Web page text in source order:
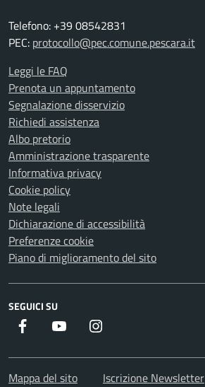
Telefono: +39 08542831
PEC: protocollo@pec.comune.pescara.it
Leggi le FAQ
Prenota un appuntamento
Segnalazione disservizio
Richiedi assistenza
Albo pretorio
Amministrazione trasparente
Informativa privacy
Cookie policy
Note legali
Dichiarazione di accessibilità
Preferenze cookie
Piano di miglioramento del sito
SEGUICI SU
Facebook Youtube
Mappa del sito Iscrizione Newsletter